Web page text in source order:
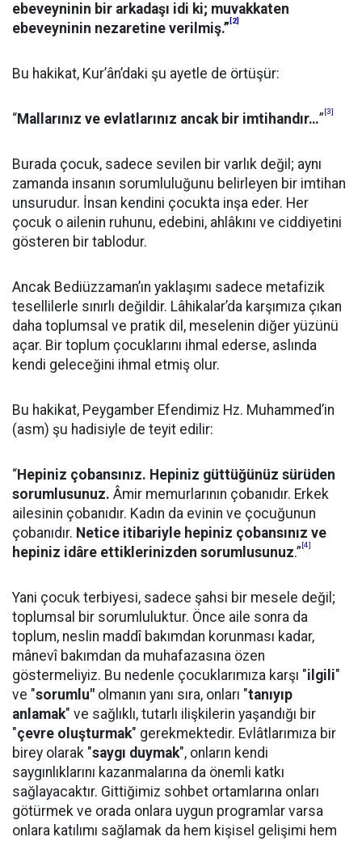
ebeveyninin bir arkadaşı idi ki; muvakkaten
ebeveyninin nezaretine verilmiş.” [2]
Bu hakikat, Kur’ân’daki şu ayetle de örtüşür:
“Mallarınız ve evlatlarınız ancak bir imtihandır…” [3]
Burada çocuk, sadece sevilen bir varlık değil; aynı
zamanda insanın sorumluluğunu belirleyen bir imtihan
unsurudur. İnsan kendini çocukta inşa eder. Her
çocuk o ailenin ruhunu, edebini, ahlâkını ve ciddiyetini
gösteren bir tablodur.
Ancak Bediüzzaman’ın yaklaşımı sadece metafizik
tesellilerle sınırlı değildir. Lâhikalar’da karşımıza çıkan
daha toplumsal ve pratik dil, meselenin diğer yüzünü
açar. Bir toplum çocuklarını ihmal ederse, aslında
kendi geleceğini ihmal etmiş olur.
Bu hakikat, Peygamber Efendimiz Hz. Muhammed’in
(asm) şu hadisiyle de teyit edilir:
“Hepiniz çobansınız. Hepiniz güttüğünüz sürüden
sorumlusunuz. Âmir memurlarının çobanıdır. Erkek
ailesinin çobanıdır. Kadın da evinin ve çocuğunun
çobanıdır. Netice itibariyle hepiniz çobansınız ve
hepiniz idâre ettiklerinizden sorumlusunuz.” [4]
Yani çocuk terbiyesi, sadece şahsi bir mesele değil;
toplumsal bir sorumluluktur. Önce aile sonra da
toplum, neslin maddî bakımdan korunması kadar,
mânevî bakımdan da muhafazasına özen
göstermeliyiz. Bu nedenle çocuklarımıza karşı "ilgili"
ve "sorumlu" olmanın yanı sıra, onları "tanıyıp
anlamak" ve sağlıklı, tutarlı ilişkilerin yaşandığı bir
"çevre oluşturmak" gerekmektedir. Evlâtlarımıza bir
birey olarak "saygı duymak", onların kendi
saygınlıklarını kazanmalarına da önemli katkı
sağlayacaktır. Gittiğimiz sohbet ortamlarına onları
götürmek ve orada onlara uygun programlar varsa
onlara katılımı sağlamak da hem kişisel gelişimi hem